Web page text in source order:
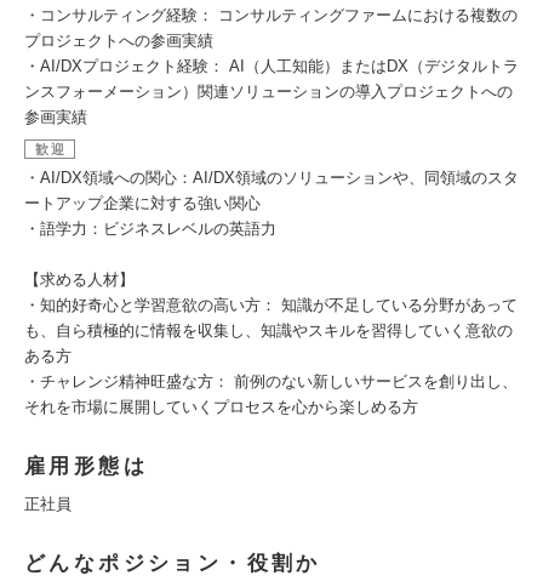
・コンサルティング経験： コンサルティングファームにおける複数の
プロジェクトへの参画実績
・AI/DXプロジェクト経験： AI（人工知能）またはDX（デジタルトラ
ンスフォーメーション）関連ソリューションの導入プロジェクトへの
参画実績
歓迎
・AI/DX領域への関心：AI/DX領域のソリューションや、同領域のスタ
ートアップ企業に対する強い関心
・語学力：ビジネスレベルの英語力
【求める人材】
・知的好奇心と学習意欲の高い方： 知識が不足している分野があって
も、自ら積極的に情報を収集し、知識やスキルを習得していく意欲の
ある方
・チャレンジ精神旺盛な方： 前例のない新しいサービスを創り出し、
それを市場に展開していくプロセスを心から楽しめる方
雇用形態は
正社員
どんなポジション・役割か